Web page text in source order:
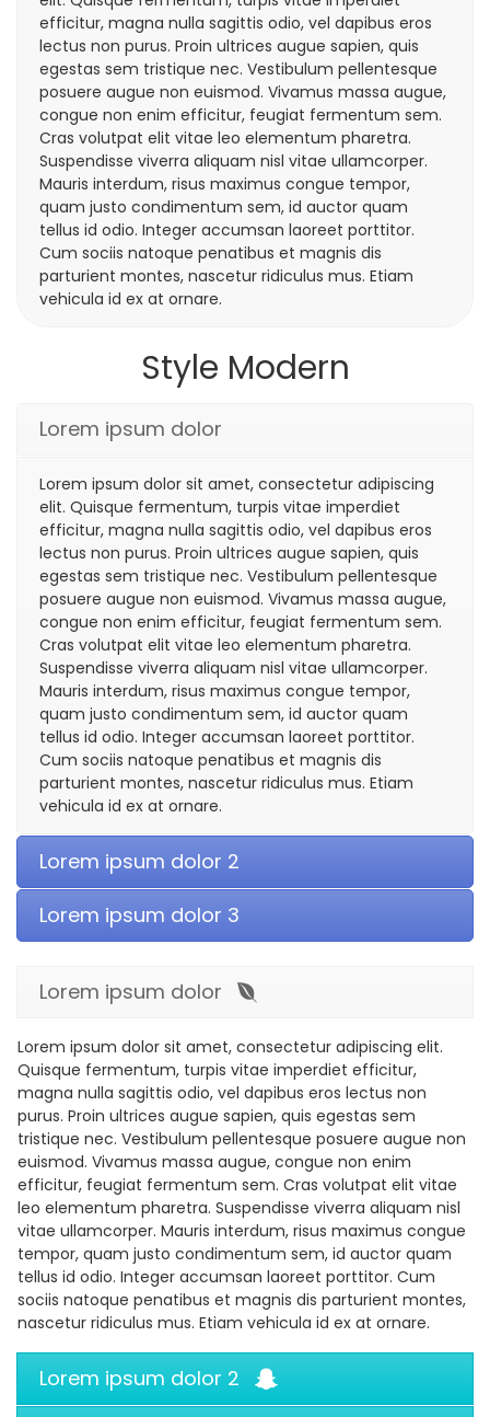
efficitur, magna nulla sagittis odio, vel dapibus eros
lectus non purus. Proin ultrices augue sapien, quis
egestas sem tristique nec. Vestibulum pellentesque
posuere augue non euismod. Vivamus massa augue,
congue non enim efficitur, feugiat fermentum sem.
Cras volutpat elit vitae leo elementum pharetra.
Suspendisse viverra aliquam nisl vitae ullamcorper.
Mauris interdum, risus maximus congue tempor,
quam justo condimentum sem, id auctor quam
tellus id odio. Integer accumsan laoreet porttitor.
Cum sociis natoque penatibus et magnis dis
parturient montes, nascetur ridiculus mus. Etiam
vehicula id ex at ornare.
Style Modern
Lorem ipsum dolor
Lorem ipsum dolor sit amet, consectetur adipiscing
elit. Quisque fermentum, turpis vitae imperdiet
efficitur, magna nulla sagittis odio, vel dapibus eros
lectus non purus. Proin ultrices augue sapien, quis
egestas sem tristique nec. Vestibulum pellentesque
posuere augue non euismod. Vivamus massa augue,
congue non enim efficitur, feugiat fermentum sem.
Cras volutpat elit vitae leo elementum pharetra.
Suspendisse viverra aliquam nisl vitae ullamcorper.
Mauris interdum, risus maximus congue tempor,
quam justo condimentum sem, id auctor quam
tellus id odio. Integer accumsan laoreet porttitor.
Cum sociis natoque penatibus et magnis dis
parturient montes, nascetur ridiculus mus. Etiam
vehicula id ex at ornare.
Lorem ipsum dolor 2
Lorem ipsum dolor 3
Lorem ipsum dolor
Lorem ipsum dolor sit amet, consectetur adipiscing elit.
Quisque fermentum, turpis vitae imperdiet efficitur,
magna nulla sagittis odio, vel dapibus eros lectus non
purus. Proin ultrices augue sapien, quis egestas sem
tristique nec. Vestibulum pellentesque posuere augue non
euismod. Vivamus massa augue, congue non enim
efficitur, feugiat fermentum sem. Cras volutpat elit vitae
leo elementum pharetra. Suspendisse viverra aliquam nisl
vitae ullamcorper. Mauris interdum, risus maximus congue
tempor, quam justo condimentum sem, id auctor quam
tellus id odio. Integer accumsan laoreet porttitor. Cum
sociis natoque penatibus et magnis dis parturient montes,
nascetur ridiculus mus. Etiam vehicula id ex at ornare.
Lorem ipsum dolor 2